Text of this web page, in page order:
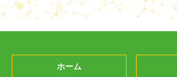
ホーム